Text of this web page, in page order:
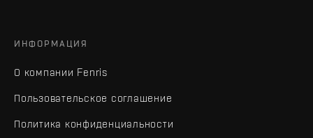
ИНФОРМАЦИЯ
О компании Fenris
Пользовательское соглашение
Политика конфиденциальности